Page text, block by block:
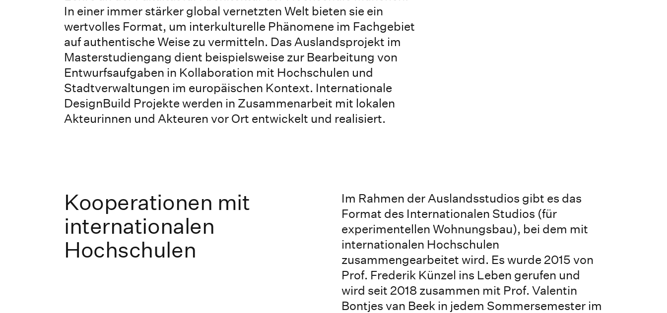
In einer immer stärker global vernetzten Welt bieten sie ein
wertvolles Format, um interkulturelle Phänomene im Fachgebiet
auf authentische Weise zu vermitteln. Das Auslandsprojekt im
Masterstudiengang dient beispielsweise zur Bearbeitung von
Entwurfsaufgaben in Kollaboration mit Hochschulen und
Stadtverwaltungen im europäischen Kontext. Internationale
DesignBuild Projekte werden in Zusammenarbeit mit lokalen
Akteurinnen und Akteuren vor Ort entwickelt und realisiert.
Kooperationen mit
internationalen
Hochschulen
Im Rahmen der Auslandsstudios gibt es das
Format des Internationalen Studios (für
experimentellen Wohnungsbau), bei dem mit
internationalen Hochschulen
zusammengearbeitet wird. Es wurde 2015 von
Prof. Frederik Künzel ins Leben gerufen und
wird seit 2018 zusammen mit Prof. Valentin
Bontjes van Beek in jedem Sommersemester im